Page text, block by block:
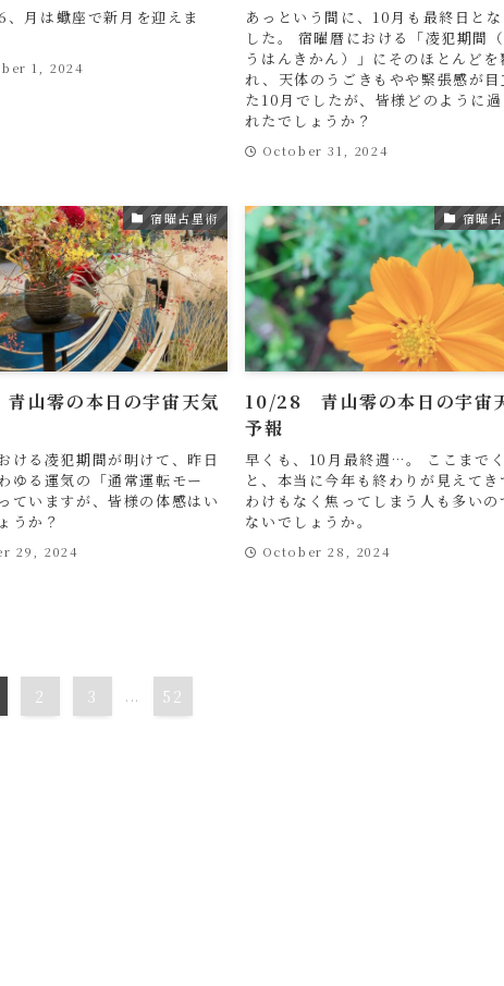
、月は蠍座で新月を迎えま
1, 2024
あっという間に、10月も最終日とな
した。 宿曜暦における「凌犯期間
うはんきかん）」にそのほとんどを
れ、天体のうごきもやや緊張感が目
た10月でしたが、皆様どのように過
れたでしょうか？
October 31, 2024
宿曜占星術
山零の本日の宇宙天気
ける凌犯期間が明けて、昨日
ゆる運気の「通常運転モー
ていますが、皆様の体感はい
うか？
29, 2024
宿曜
10/28 青山零の本日の宇宙
予報
早くも、10月最終週…。 ここまで
と、本当に今年も終わりが見えてき
わけもなく焦ってしまう人も多いの
ないでしょうか。
October 28, 2024
2 3 ... 52